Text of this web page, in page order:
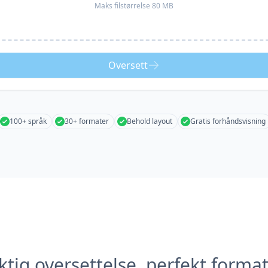
Maks filstørrelse 80 MB
Oversett
100+ språk 30+ formater Behold layout Gratis forhåndsvisning